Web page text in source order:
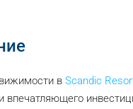
в Scandic
впечатляющего